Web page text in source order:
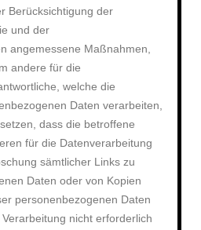
Berücksichtigung der
und der
angemessene Maßnahmen,
andere für die
welche die
Daten verarbeiten,
dass die betroffene
für die Datenverarbeitung
sämtlicher Links zu
Daten oder von Kopien
personenbezogenen Daten
nicht erforderlich